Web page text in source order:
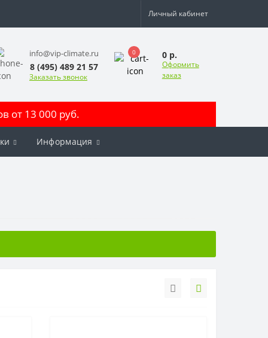
Личный кабинет
info@vip-climate.ru
8 (495) 489 21 57
Заказать звонок
0 0 р.
Оформить
заказ
от 13 000 руб.
Информация